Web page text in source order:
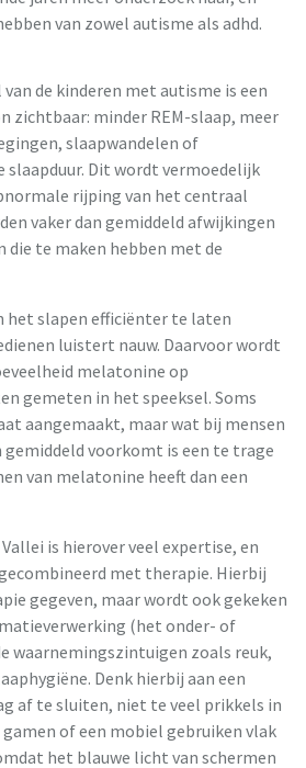
van zowel autisme als adhd.
de kinderen met autisme is een
zichtbaar: minder REM-slaap, meer
slaapwandelen of
Dit wordt vermoedelijk
rijping van het centraal
vaker dan gemiddeld afwijkingen
die te maken hebben met de
het slapen efficiënter te laten
luistert nauw. Daarvoor wordt
melatonine op
gemeten in het speeksel. Soms
aangemaakt, maar wat bij mensen
gemiddeld voorkomt is een te trage
van melatonine heeft dan een
is hierover veel expertise, en
met therapie. Hierbij
gegeven, maar wordt ook gekeken
(het onder- of
waarnemingszintuigen zoals reuk,
Denk hierbij aan een
af te sluiten, niet te veel prikkels in
of een mobiel gebruiken vlak
het blauwe licht van schermen